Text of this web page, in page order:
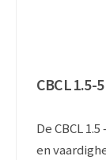
CBCL 1.5-
De CBCL
en